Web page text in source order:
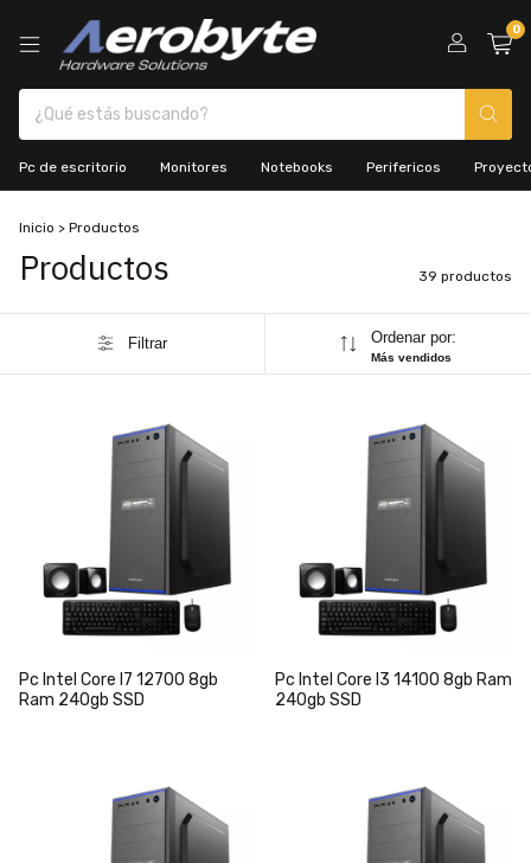
0
Pc de escritorio Monitores Notebooks Perifericos
Inicio > Productos
Productos 39 productos
Filtrar Ordenar por:
Más vendidos
Pc Intel Core I7 12700 8gb
Ram 240gb SSD
Pc Intel Core I3 14100 8gb Ram
240gb SSD